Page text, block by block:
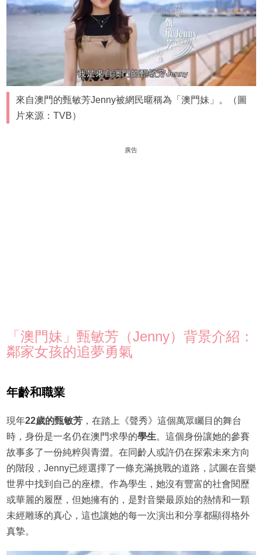
來自澳門的甄敏芳Jenny被網民暱稱為「澳門妹」。（圖
片來源：TVB）
廣告
「澳門妹」甄敏芳（Jenny）背景介紹：
鄰家女孩的追夢勇氣
年齡和職業
現年22歲的甄敏芳，在踏上《聲秀》這個萬眾矚目的舞台
時，身份是一名仍在澳門求學的學生。這個身份讓她的參賽
故事多了一份純粹與青澀。在同齡人或許仍在探索未來方向
的階段，Jenny已經選擇了一條充滿挑戰的道路，試圖在音樂
世界中找到自己的座標。作為學生，她沒有豐富的社會閱歷
或華麗的履歷，但她擁有的，是對音樂最原始的熱情和一顆
未經雕琢的真心，這也讓她的每一次演出和分享都顯得格外
真摯。